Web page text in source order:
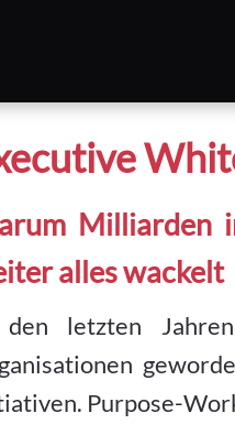
Milliarden
alles wackelt
letzten
Purpose-